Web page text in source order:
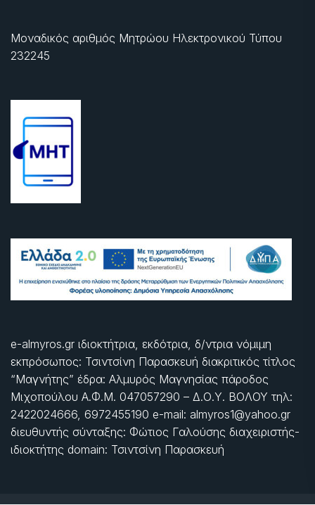
Μοναδικός αριθμός Μητρώου Ηλεκτρονικού Τύπου
232245
e-almyros.gr ιδιοκτήτρια, εκδότρια, δ/ντρια νόμιμη
εκπρόσωπος: Τσιντσίνη Παρασκευή διακριτικός τίτλος
“Μαγνήτης” έδρα: Αλμυρός Μαγνησίας πάροδος
Μιχοπούλου Α.Φ.Μ. 047057290 – Δ.Ο.Υ. ΒΟΛΟΥ τηλ:
2422024666, 6972455190 e-mail: almyros1@yahoo.gr
διευθυντής σύνταξης: Φώτιος Γαλούσης διαχειριστής-
ιδιοκτήτης domain: Τσιντσίνη Παρασκευή